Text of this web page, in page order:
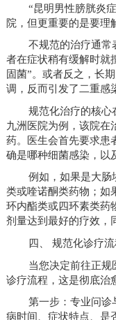
“昆明男性膀胱炎
院，但更重要的是要理
不规范的治疗通常
者在症状稍有缓解时就
固菌”。或者反之，长
调，反而引发了二重感
规范化治疗的核心
九洲医院为例，该院在
药。医生会首先要求患
确是哪种细菌感染，以
例如，如果是大肠
类或喹诺酮类药物；如
环内酯类或四环素类药
剂量达到最好的疗效，
四、 规范化诊疗
当您决定前往正规
诊疗流程，这是彻底治
第一步：专业问诊
病时间、症状特点、是